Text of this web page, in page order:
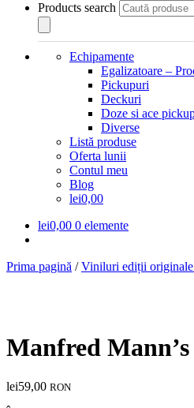
Products search
Echipamente
Egalizatoare –
Pickupuri
Deckuri
Doze si ace
Diverse
Listă produse
Oferta lunii
Contul meu
Blog
lei0,00
lei0,00 0 elemente
Prima pagină /Viniluri ediții
Manfred
lei59,00 RON